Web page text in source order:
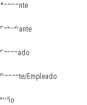
Aspirante
Estudiante
Egresado
Docente/Empleado
Niño